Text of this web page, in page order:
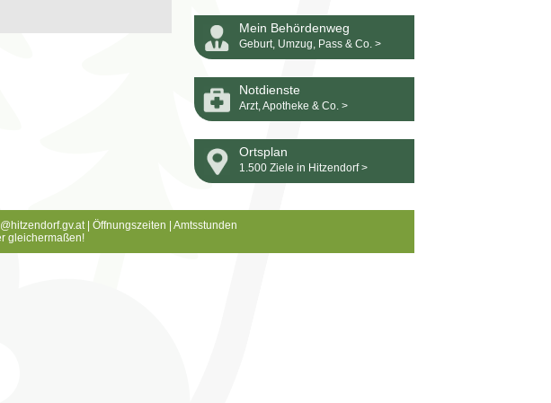
Mein Behördenweg
Geburt, Umzug, Pass & Co. >
Notdienste
Arzt, Apotheke & Co. >
Ortsplan
1.500 Ziele in Hitzendorf >
| Öffnungszeiten
Amtsstunden
gleichermaßen!